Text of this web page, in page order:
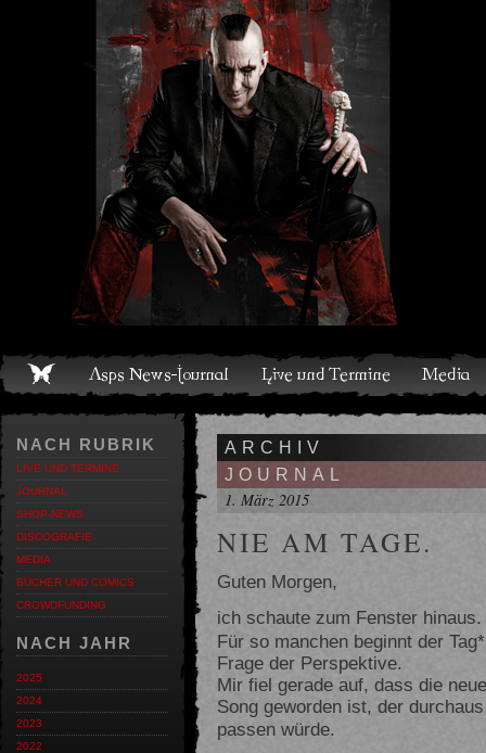
Live und Termine Media Shop Band Discografie
NACH RUBRIK
LIVE UND TERMINE
JOURNAL
SHOP-NEWS
DISCOGRAFIE
MEDIA
BÜCHER UND COMICS
CROWDFUNDING
NACH JAHR
2025
2024
2023
2022
ARCHIV
JOURNAL
1. März 2015
NIE AM TAGE.
Guten Morgen,
ich schaute zum Fenster
Für so manchen beginnt der
Frage der Perspektive.
Mir fiel gerade auf, dass die
Song geworden ist, der
passen würde.